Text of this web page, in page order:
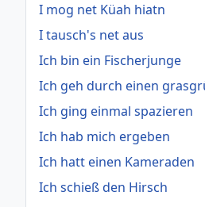
I mog net Küah hiatn
I tausch's net aus
Ich bin ein Fischerjunge
Ich geh durch einen
Ich ging einmal spazieren
Ich hab mich ergeben
Ich hatt einen Kameraden
Ich schieß den Hirsch